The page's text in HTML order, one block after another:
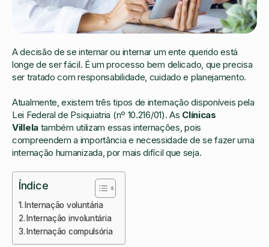
A decisão de se internar ou internar um ente querido está
longe de ser fácil. É um processo bem delicado, que precisa
ser tratado com responsabilidade, cuidado e planejamento.
Atualmente, existem três tipos de internação disponíveis pela
Lei Federal de Psiquiatria (nº 10.216/01). As Clínicas
Villelatambém utilizam essas internações, pois
compreendem a importância e necessidade de se fazer uma
internação humanizada, por mais difícil que seja.
Índice
Internação voluntária
Internação involuntária
Internação compulsória